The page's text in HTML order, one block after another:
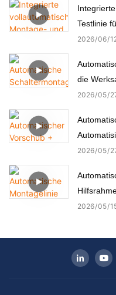
Testlinie
2026 06
die
2026 05
2026 05
2026 05